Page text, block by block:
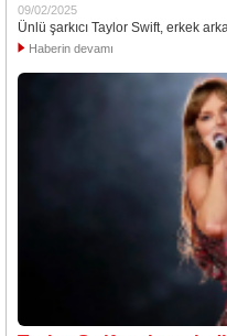
09/02/2025
Ünlü şarkıcı Taylor Swift, erkek
Haberin devamı